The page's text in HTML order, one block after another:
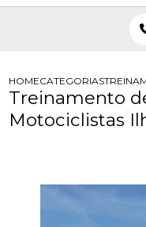
HOMECATEGORIAS
Treinamento
Motociclistas